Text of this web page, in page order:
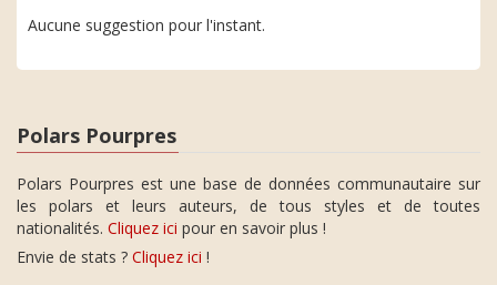
Aucune suggestion pour l'instant.
Polars Pourpres
Polars Pourpres est une base de données communautaire sur
les polars et leurs auteurs, de tous styles et de toutes
nationalités. Cliquez ici pour en savoir plus !
Envie de stats ? Cliquez ici !